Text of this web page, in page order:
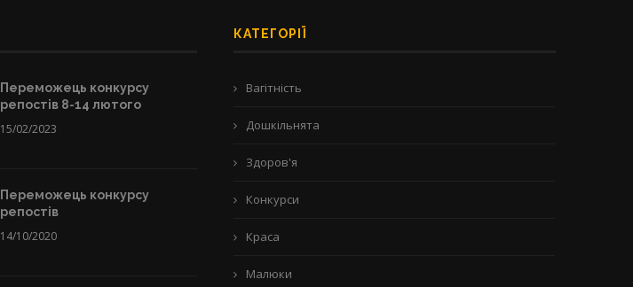
Переможець конкурсу
репостів 8-14 лютого
15/02/2023
Переможець конкурсу
репостів
14/10/2020
КАТЕГОРІЇ
Вагітність
Дошкільнята
Здоров'я
Конкурси
Краса
Малюки